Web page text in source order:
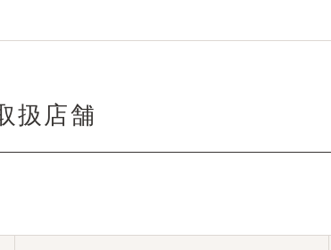
扱店舗